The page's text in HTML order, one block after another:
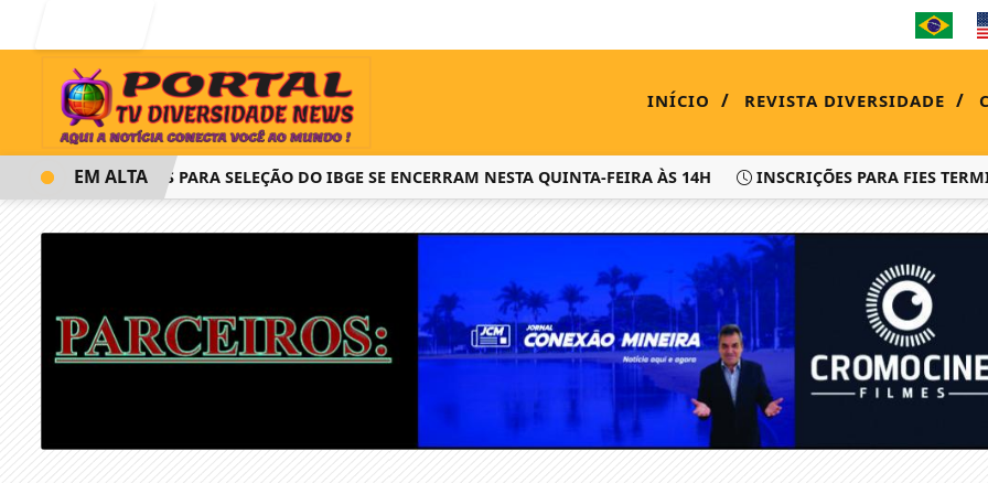
INÍCIO / REVISTA DIVERSIDADE /
INSCRIÇÕES PARA SELEÇÃO DO IBGE SE ENCERRAM NESTA QUINTA-FEIRA ÀS 14H INSCRIÇÕES PARA FIES
EM ALTA